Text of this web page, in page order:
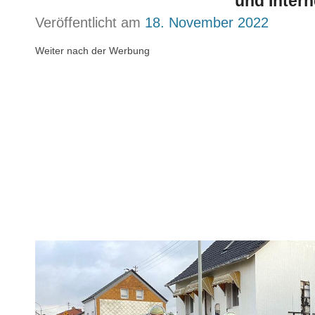
Veröffentlicht am 18. November 2022
Weiter nach der Werbung